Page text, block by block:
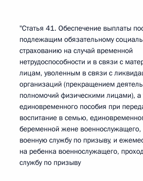
"Статья 41. Обеспечение выплаты
подлежащим обязательному
страхованию на случай временной
нетрудоспособности и в связи с
лицам, уволенным в связи с
организаций (прекращением
полномочий физическими лицами),
единовременного пособия при
воспитание в семью,
беременной жене военнослужащего,
военную службу по призыву, и
на ребенка военнослужащего,
службу по призыву